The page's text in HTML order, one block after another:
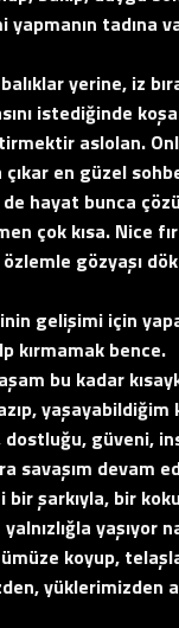
yapmanın tadına
yerine, iz
istediğinde
aslolan.
çıkar en güzel
hayat bunca
çok kısa. Nice
gözyaşı
gelişimi için
kırmamak bence.
bu kadar
yaşayabildiğim
dostluğu, güveni,
savaşım devam
bir şarkıyla, bir
yaşıyor
koyup,
yüklerimizden